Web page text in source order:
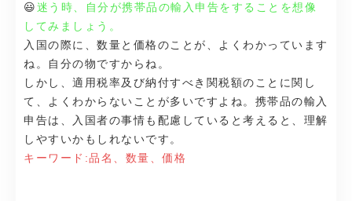
😃 迷う時、自分が携帯品の輸入申告をすることを想像
してみましょう。
入国の際に、数量と価格のことが、よくわかっています
ね。自分の物ですからね。
しかし、適用税率及び納付すべき関税額のことに関し
て、よくわからないことが多いですよね。携帯品の輸入
申告は、入国者の事情も配慮していると考えると、理解
しやすいかもしれないです。
キーワード:品名、数量、価格